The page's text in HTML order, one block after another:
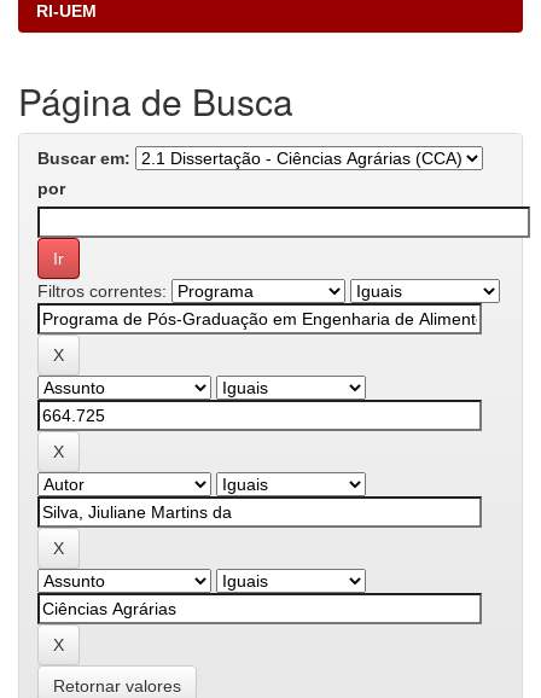
RI-UEM
Página de Busca
Buscar em:
por
Filtros correntes:
Retornar valores